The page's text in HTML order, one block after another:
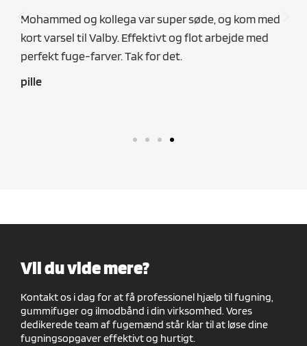
Mohammed og kollega var super søde, og kom med
kort varsel til Valby. Effektivt og flot arbejde med
perfekt fuge-farver. Tak for det.
pille
Vil du vide mere?
Kontakt os i dag for at få professionel hjælp til fugning,
gummifuger og ilmodbånd i din virksomhed. Vores
dedikerede team af fugemænd står klar til at løse dine
fugningsopgaver effektivt og hurtigt.